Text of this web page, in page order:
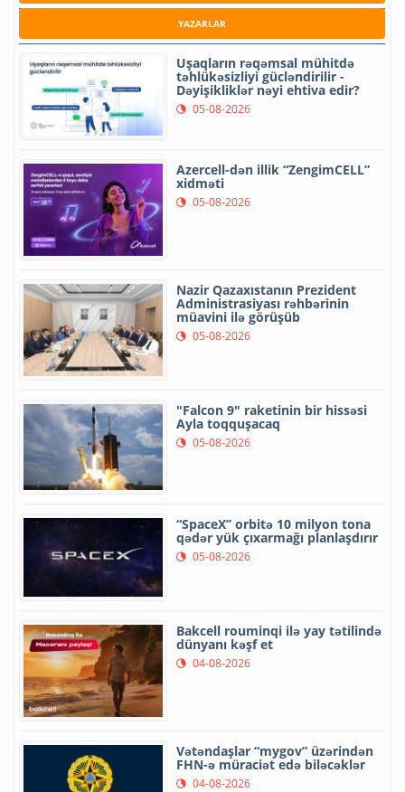
YAZARLAR
Uşaqların rəqəmsal mühitdə
təhlükəsizliyi gücləndirilir -
Dəyişikliklər nəyi ehtiva edir?
05-08-2026
Azercell-dən illik “ZengimCELL”
xidməti
05-08-2026
Nazir Qazaxıstanın Prezident
Administrasiyası rəhbərinin
müavini ilə görüşüb
05-08-2026
"Falcon 9" raketinin bir hissəsi
Ayla toqquşacaq
05-08-2026
“SpaceX” orbitə 10 milyon tona
qədər yük çıxarmağı planlaşdırır
05-08-2026
Bakcell rouminqi ilə yay tətilində
dünyanı kəşf et
04-08-2026
Vətəndaşlar “mygov” üzərindən
FHN-ə müraciət edə biləcəklər
04-08-2026